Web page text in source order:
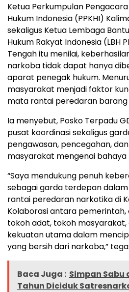
Ketua Perkumpulan
Hukum Indonesia (PPKHI)
sekaligus Ketua Lembaga
Hukum Rakyat Indonesia (LBH
Tengah itu menilai,
narkoba tidak dapat hanya
aparat penegak hukum.
masyarakat menjadi faktor
mata rantai peredaran
Ia menyebut, Posko Terpadu
pusat koordinasi sekaligus
pengawasan, pencegahan,
masyarakat mengenai bahaya
“Saya mendukung penuh
sebagai garda terdepan
rantai peredaran narkotika di
Kolaborasi antara
tokoh adat, tokoh
kekuatan utama dalam
yang bersih dari narkoba,”
Baca Juga : Simpan Sabu
Tahun Diciduk